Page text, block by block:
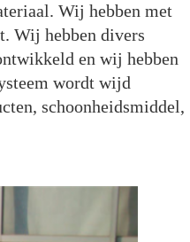
Wij hebben met
Wij hebben divers
en wij hebben
wordt wijd
schoonheidsmiddel,